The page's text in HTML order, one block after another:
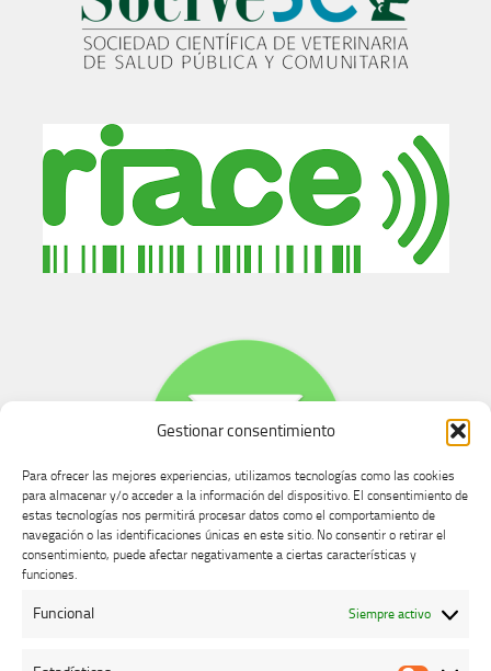
Gestionar consentimiento
Para ofrecer las mejores experiencias, utilizamos tecnologías como las cookies
para almacenar y/o acceder a la información del dispositivo. El consentimiento de
estas tecnologías nos permitirá procesar datos como el comportamiento de
navegación o las identificaciones únicas en este sitio. No consentir o retirar el
consentimiento, puede afectar negativamente a ciertas características y
funciones.
Funcional Siempre activo
Buzón de dudas, quejas y sugerencias